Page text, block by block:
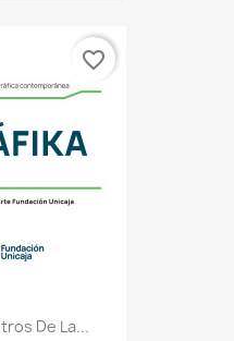
De La...
favorite_border